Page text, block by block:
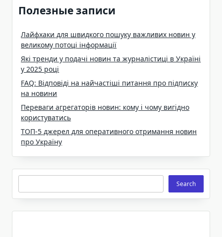
Полезные записи
Лайфхаки для швидкого пошуку важливих новин у
великому потоці інформації
Які тренди у подачі новин та журналістиці в Україні
у 2025 році
FAQ: Відповіді на найчастіші питання про підписку
на новини
Переваги агрегаторів новин: кому і чому вигідно
користуватись
ТОП-5 джерел для оперативного отримання новин
про Україну
Search Search